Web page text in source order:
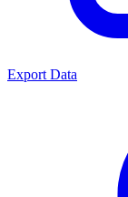
Export Data